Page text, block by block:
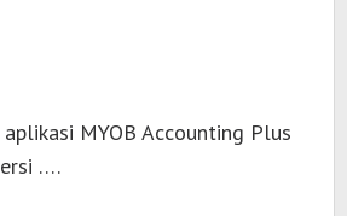
aplikasi MYOB Accounting Plus
….